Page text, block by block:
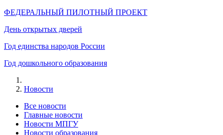
ФЕДЕРАЛЬНЫЙ ПИЛОТНЫЙ ПРОЕКТ
День открытых дверей
Год единства народов России
Год дошкольного образования
Новости
Все новости
Главные новости
Новости МПГУ
Новости образования